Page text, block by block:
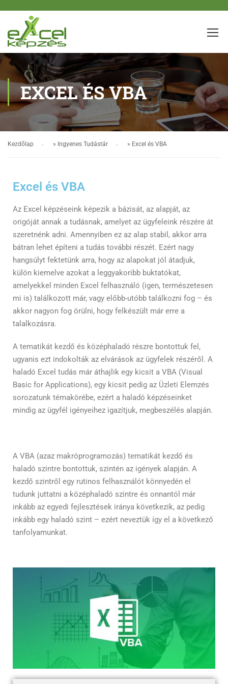
EXCEL ÉS VBA
Kezdőlap » Ingyenes Tudástár » Excel és VBA
Excel és VBA
Az Excel képzéseink képezik a bázisát, az alapját, az
origóját annak a tudásnak, amelyet az ügyfeleink részére át
szeretnénk adni. Amennyiben ez az alap stabil, akkor arra
bátran lehet építeni a tudás további részét. Ezért nagy
hangsúlyt fektetünk arra, hogy az alapokat jól átadjuk,
külön kiemelve azokat a leggyakoribb buktatókat,
amelyekkel minden Excel felhasználó (igen, természetesen
mi is) találkozott már, vagy előbb-utóbb találkozni fog – és
akkor nagyon fog örülni, hogy felkészült már erre a
talalkozásra.
A tematikát kezdő és középhaladó részre bontottuk fel,
ugyanis ezt indokolták az elvárások az ügyfelek részéről. A
haladó Excel tudás már áthajlik egy kicsit a VBA (Visual
Basic for Applications), egy kicsit pedig az Üzleti Elemzés
sorozatunk témakörébe, ezért a haladó képzéseinket
mindig az ügyfél igényeihez igazítjuk, megbeszélés alapján.
A VBA (azaz makróprogramozás) tematikát kezdő és
haladó szintre bontottuk, szintén az igények alapján. A
kezdő szintről egy rutinos felhasználót könnyedén el
tudunk juttatni a középhaladó szintre és onnantól már
inkább az egyedi fejlesztések iránya következik, az pedig
inkább egy haladó szint – ezért neveztük így el a következő
tanfolyamunkat.